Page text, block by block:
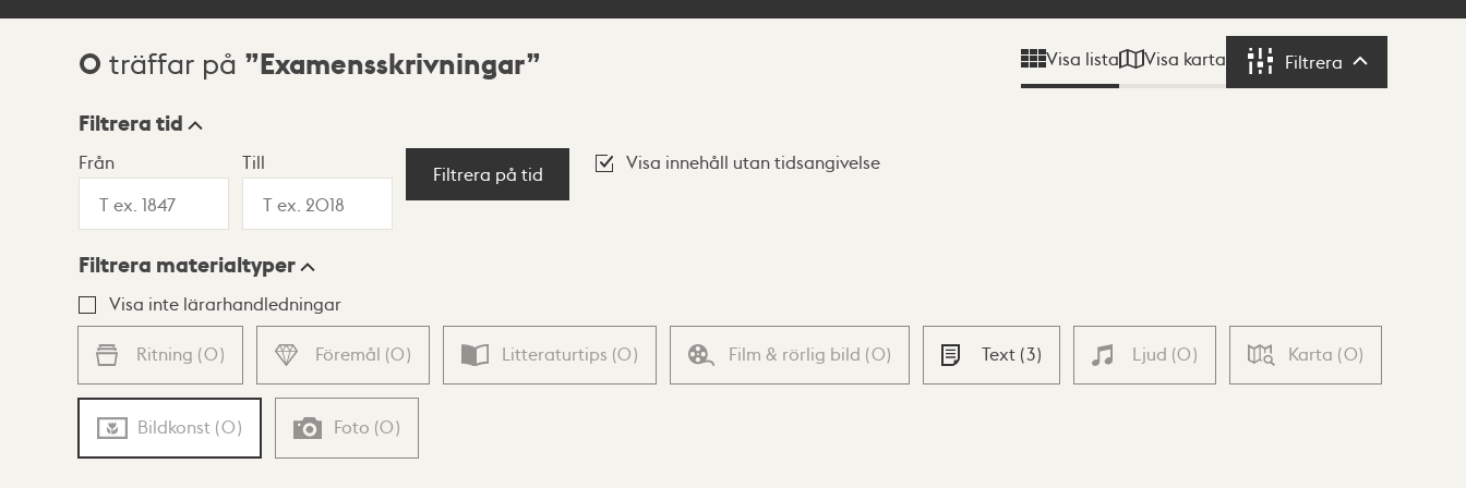
Sökresultat
0 träffar på Examensskrivningar Visa lista Visa karta Filtrera Filtrera
Visningsläge
Lista Karta
Filtrera tid
Från Till
Filtrera på tid
Visa innehåll utan tidsangivelse
Filtrera materialtyper
Visa inte lärarhandledningar
Ritning (0) Föremål (0) Litteraturtips (0) Film & rörlig bild (0) Text (3) Ljud (0) Karta (0)
Bildkonst (0) Foto (0)